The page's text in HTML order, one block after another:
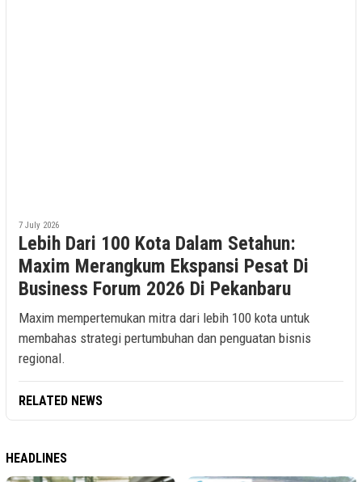
7 July 2026
Lebih Dari 100 Kota Dalam Setahun:
Maxim Merangkum Ekspansi Pesat Di
Business Forum 2026 Di Pekanbaru
Maxim mempertemukan mitra dari lebih 100 kota untuk
membahas strategi pertumbuhan dan penguatan bisnis
regional.
RELATED NEWS
HEADLINES